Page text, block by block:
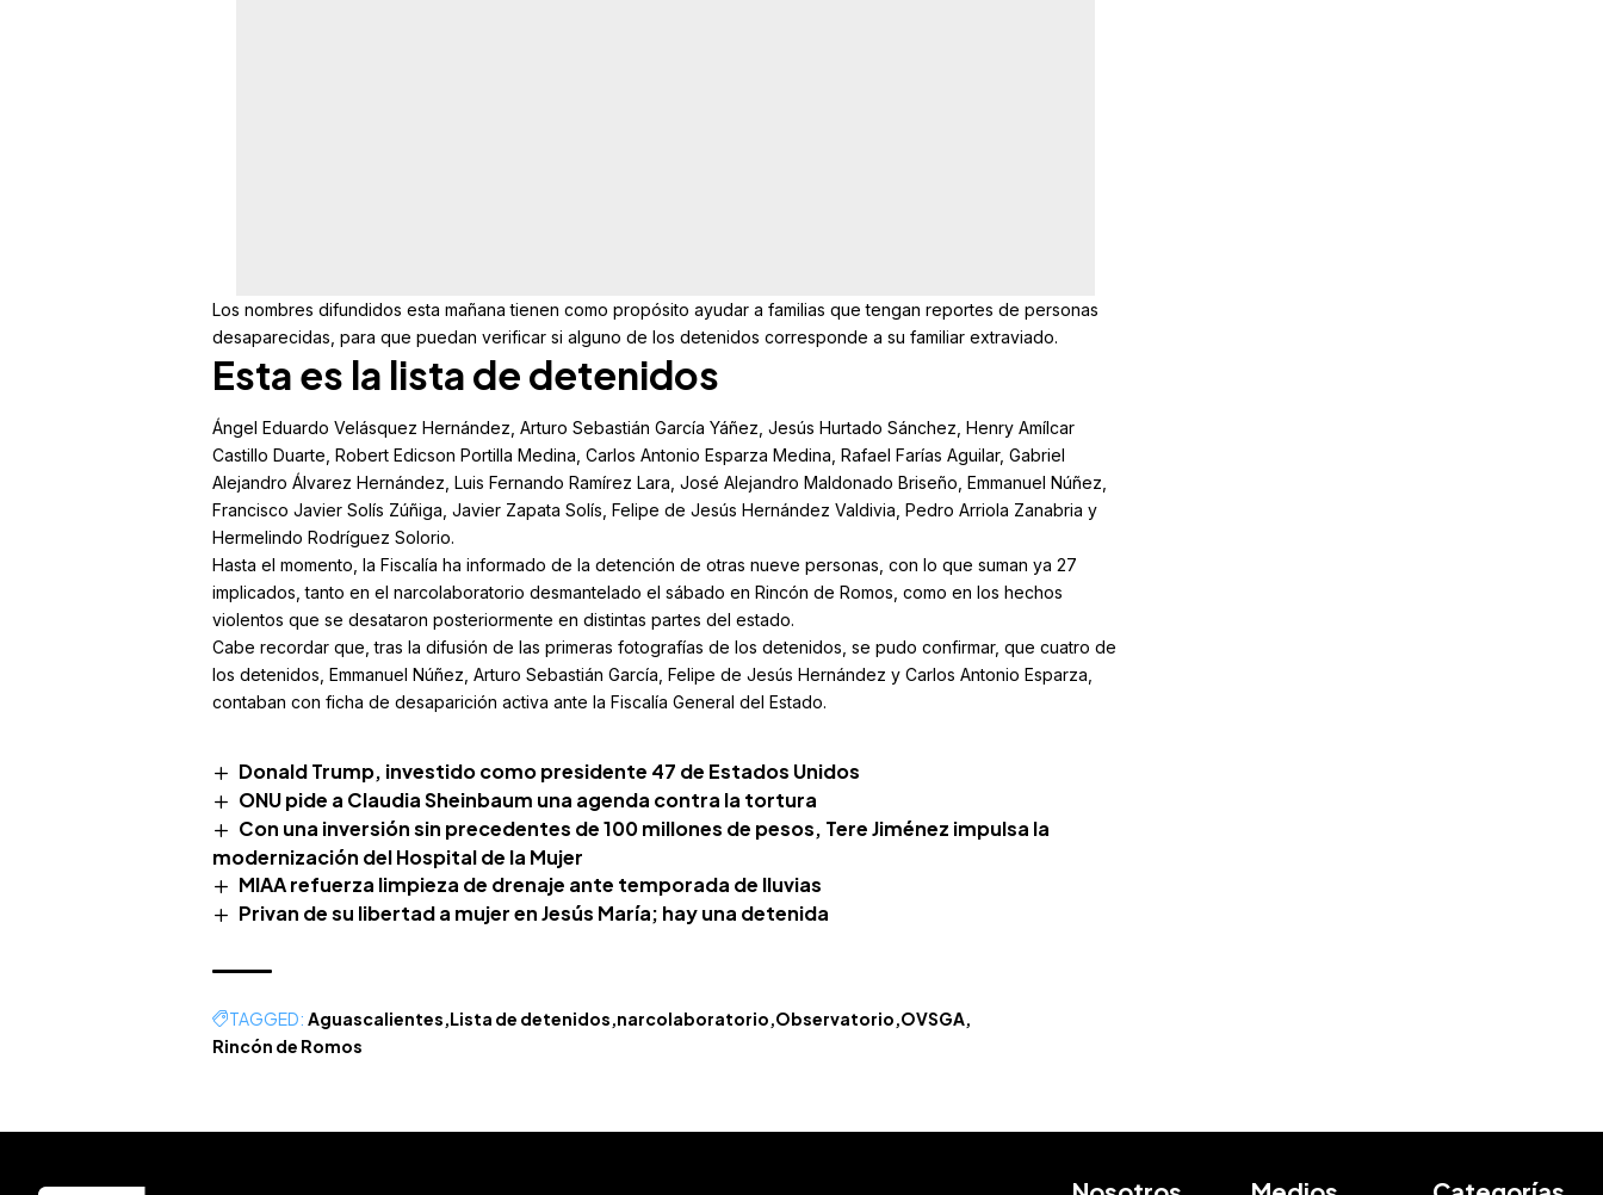
Los nombres difundidos esta mañana tienen como propósito ayudar a familias que tengan reportes de personas
desaparecidas, para que puedan verificar si alguno de los detenidos corresponde a su familiar extraviado.
Esta es la lista de detenidos
Ángel Eduardo Velásquez Hernández, Arturo Sebastián García Yáñez, Jesús Hurtado Sánchez, Henry Amílcar
Castillo Duarte, Robert Edicson Portilla Medina, Carlos Antonio Esparza Medina, Rafael Farías Aguilar, Gabriel
Alejandro Álvarez Hernández, Luis Fernando Ramírez Lara, José Alejandro Maldonado Briseño, Emmanuel Núñez,
Francisco Javier Solís Zúñiga, Javier Zapata Solís, Felipe de Jesús Hernández Valdivia, Pedro Arriola Zanabria y
Hermelindo Rodríguez Solorio.
Hasta el momento, la Fiscalía ha informado de la detención de otras nueve personas, con lo que suman ya 27
implicados, tanto en el narcolaboratorio desmantelado el sábado en Rincón de Romos, como en los hechos
violentos que se desataron posteriormente en distintas partes del estado.
Cabe recordar que, tras la difusión de las primeras fotografías de los detenidos, se pudo confirmar, que cuatro de
los detenidos , Emmanuel Núñez, Arturo Sebastián García, Felipe de Jesús Hernández y Carlos Antonio Esparza,
contaban con ficha de desaparición activa ante la Fiscalía General del Estado.
Donald Trump, investido como presidente 47 de Estados Unidos
ONU pide a Claudia Sheinbaum una agenda contra la tortura
Con una inversión sin precedentes de 100 millones de pesos, Tere Jiménez impulsa la
modernización del Hospital de la Mujer
MIAA refuerza limpieza de drenaje ante temporada de lluvias
Privan de su libertad a mujer en Jesús María; hay una detenida
TAGGED: Aguascalientes Lista de detenidos narcolaboratorio Observatorio OVSGA
Rincón de Romos